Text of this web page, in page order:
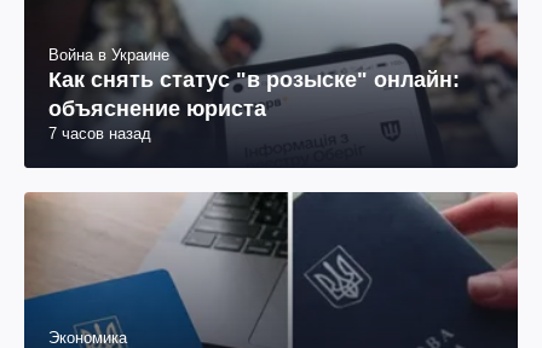
Война в Украине
Как снять статус "в розыске" онлайн:
объяснение юриста
7 часов назад
Экономика